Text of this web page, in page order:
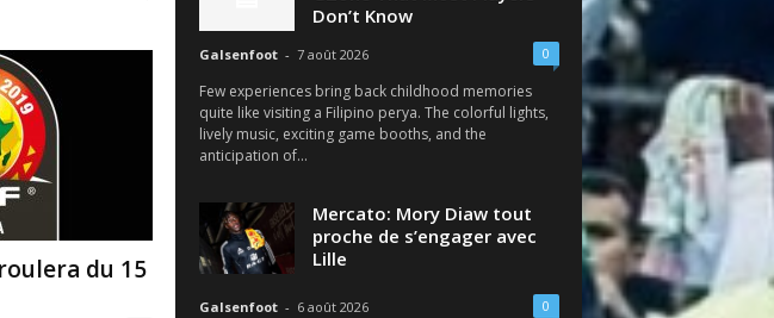
du 15
Don’t Know
Galsenfoot - 7 août 2026 0
Few experiences bring back childhood memories
quite like visiting a Filipino perya. The colorful lights,
lively music, exciting game booths, and the
anticipation of...
Mercato: Mory Diaw tout
proche de s’engager avec
Lille
Galsenfoot - 6 août 2026 0